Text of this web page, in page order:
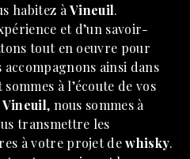
habitez àVineuil.
et d’un savoir-
tout en oeuvre pour
accompagnons ainsi dans
sommes à l’écoute de vos
Vineuil, nous sommes à
transmettre les
à votre projet dewhisky.